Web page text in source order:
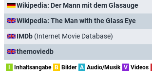
Wikipedia: Der Mann mit dem Glasauge
Wikipedia: The Man with the Glass Eye
IMDb (Internet Movie Database)
themoviedb
I Inhaltsangabe B Bilder A Audio/Musik V Videos